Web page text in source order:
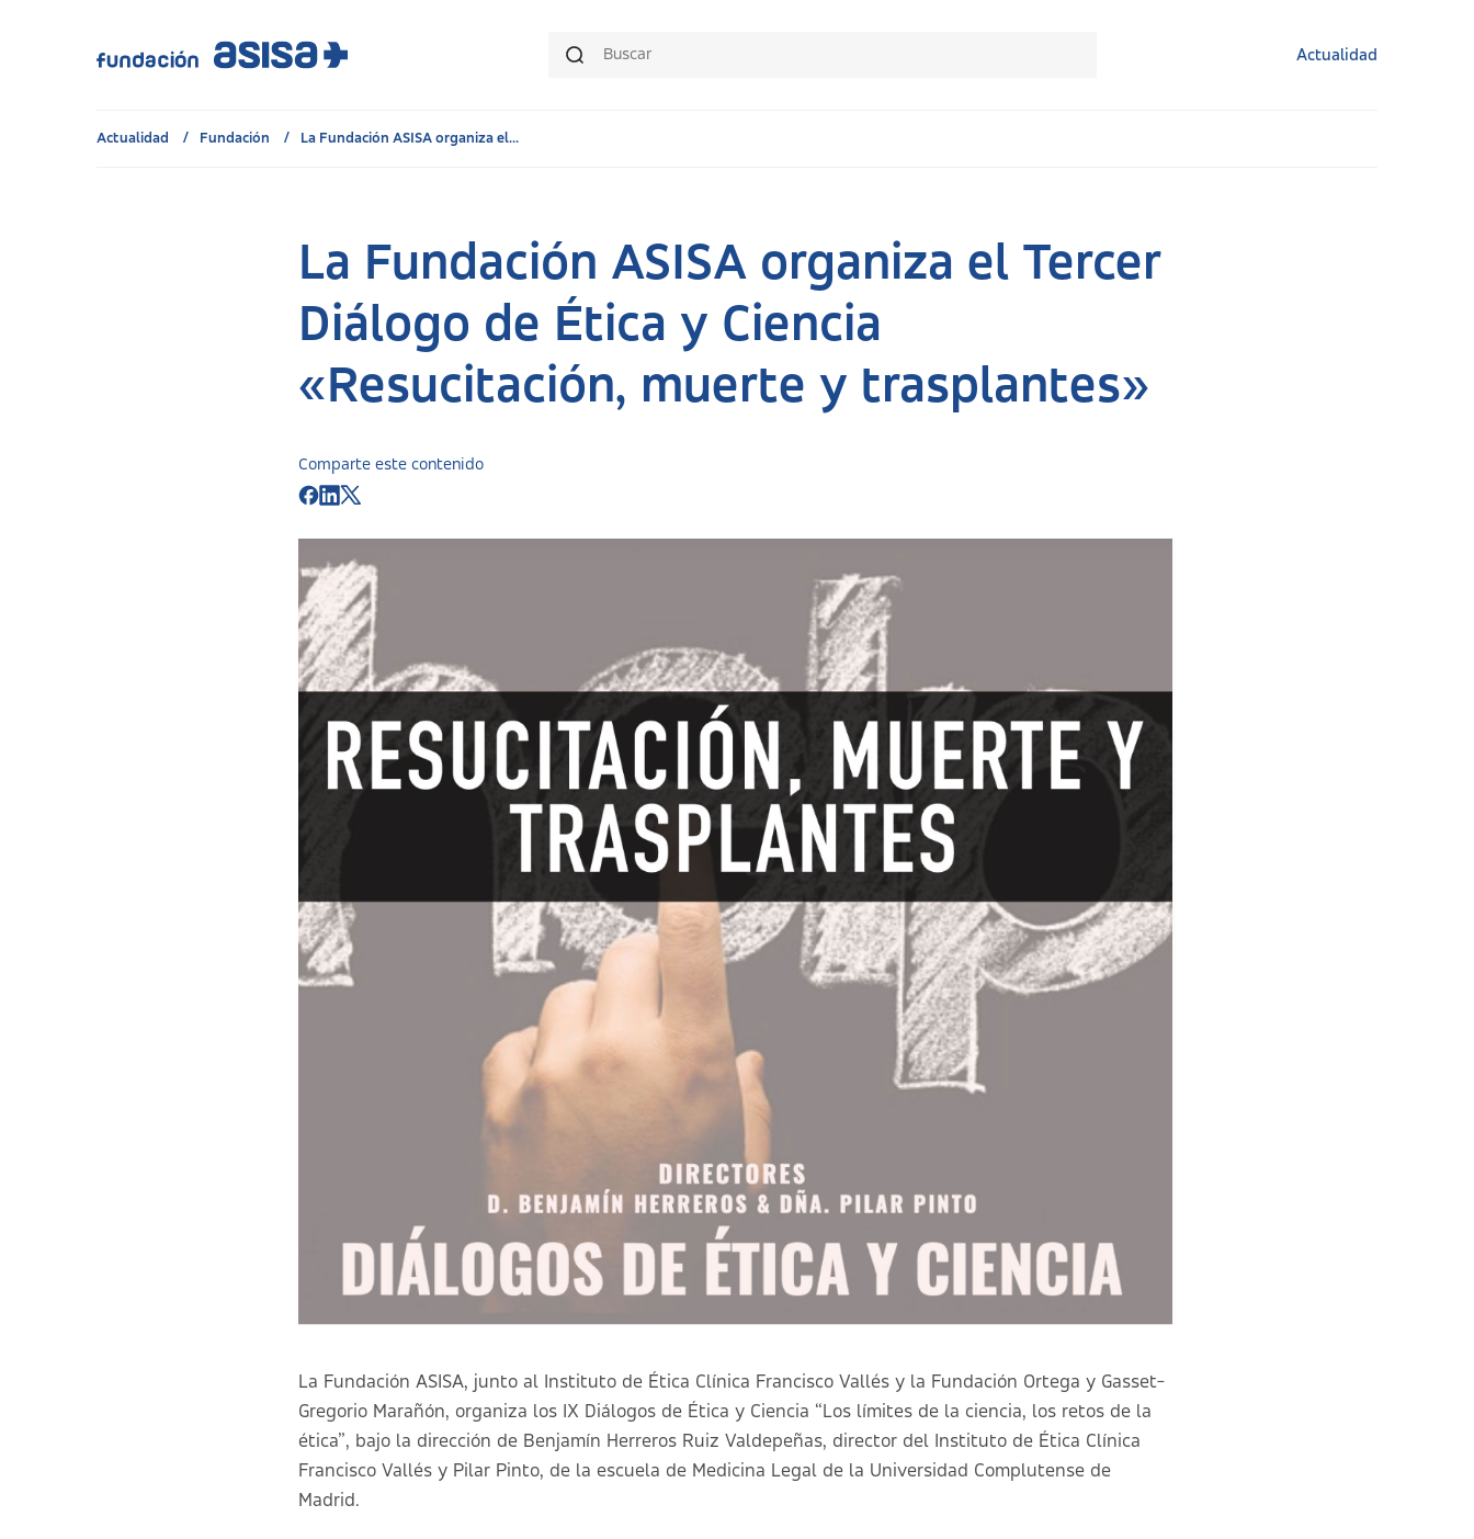
Actualidad
Actualidad Fundación La Fundación ASISA organiza el...
La Fundación ASISA organiza el Tercer
Diálogo de Ética y Ciencia
«Resucitación, muerte y trasplantes»
Comparte este contenido
La Fundación ASISA, junto al Instituto de Ética Clínica Francisco Vallés y la Fundación Ortega y Gasset-
Gregorio Marañón, organiza los IX Diálogos de Ética y Ciencia “Los límites de la ciencia, los retos de la
ética”, bajo la dirección de Benjamín Herreros Ruiz Valdepeñas, director del Instituto de Ética Clínica
Francisco Vallés y Pilar Pinto, de la escuela de Medicina Legal de la Universidad Complutense de
Madrid.